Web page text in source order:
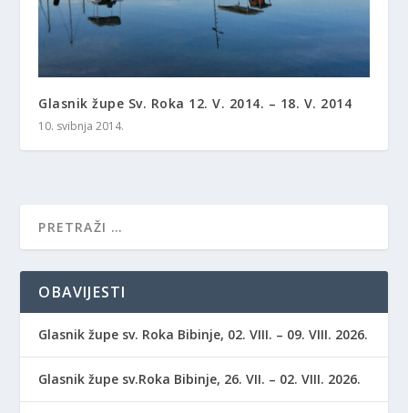
Glasnik župe Sv. Roka 12. V. 2014. – 18. V. 2014
10. svibnja 2014.
OBAVIJESTI
Glasnik župe sv. Roka Bibinje, 02. VIII. – 09. VIII. 2026.
Glasnik župe sv.Roka Bibinje, 26. VII. – 02. VIII. 2026.